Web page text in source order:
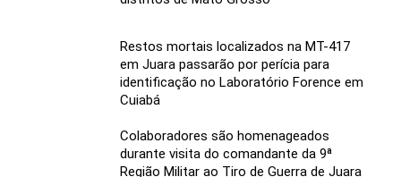
Restos mortais localizados na MT-417
em Juara passarão por perícia para
identificação no Laboratório Forence em
Cuiabá
Colaboradores são homenageados
durante visita do comandante da 9ª
Região Militar ao Tiro de Guerra de Juara